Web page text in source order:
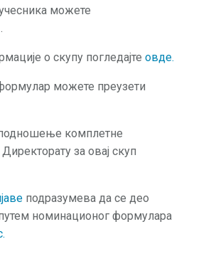
можете
о скупу погледајте овде.
можете преузети
комплетне
за овај скуп
подразумева да се део
номинационог формулара